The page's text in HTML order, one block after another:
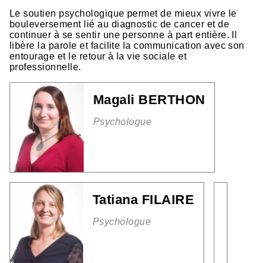
Le soutien psychologique permet de mieux vivre le
bouleversement lié au diagnostic de cancer et de
continuer à se sentir une personne à part entière. Il
libère la parole et facilite la communication avec son
entourage et le retour à la vie sociale et
professionnelle.
Magali BERTHON
Psychologue
Tatiana FILAIRE
Psychologue